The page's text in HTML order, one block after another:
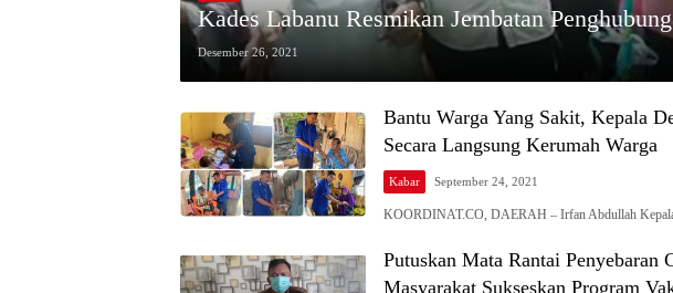
Kades Labanu Resmikan Jembatan
Desember 26, 2021
Bantu Warga Yang Sakit, Kepala
Secara Langsung Kerumah Warga
Kabar September 24, 2021
KOORDINAT.CO, DAERAH – Irfan Abdullah
Putuskan Mata Rantai Penyebaran
Masyarakat Sukseskan Program